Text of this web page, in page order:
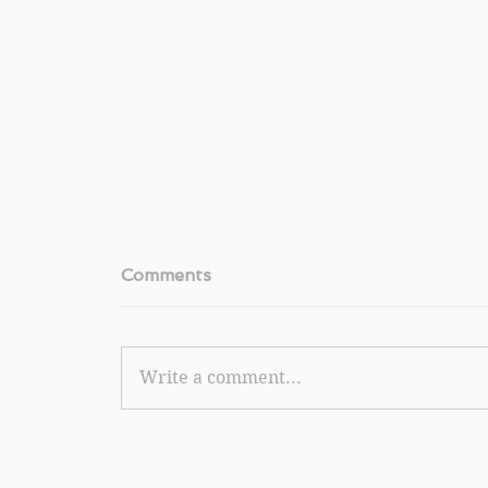
Comments
Write a comment...